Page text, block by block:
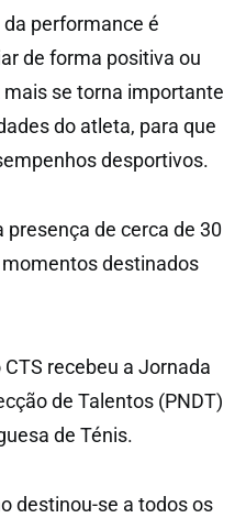
performance é
de forma positiva ou
se torna importante
do atleta, para que
desportivos.
presença de cerca de 30
destinados
recebeu a Jornada
de Talentos (PNDT)
de Ténis.
destinou-se a todos os